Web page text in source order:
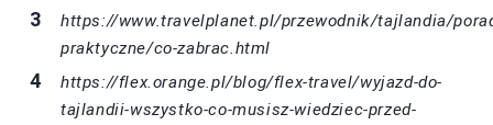
https://www.travelplanet.pl/przewodnik/tajlandia/
praktyczne/co-zabrac.html
https://flex.orange.pl/blog/flex-travel/wyjazd-do-
tajlandii-wszystko-co-musisz-wiedziec-przed-